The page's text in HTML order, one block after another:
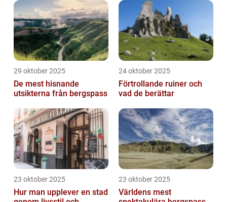
29 oktober 2025
De mest hisnande
utsikterna från bergspass
24 oktober 2025
Förtrollande ruiner och
vad de berättar
23 oktober 2025
Hur man upplever en stad
23 oktober 2025
Världens mest